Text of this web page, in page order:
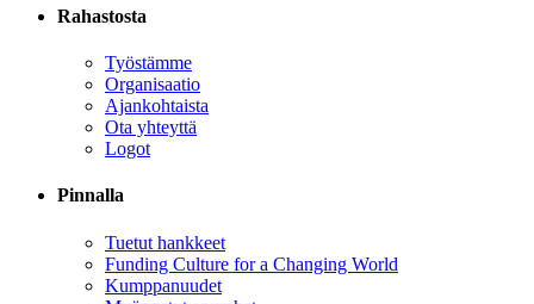
Rahastosta
Työstämme
Organisaatio
Ajankohtaista
Ota yhteyttä
Logot
Pinnalla
Tuetut hankkeet
Funding Culture for a Changing World
Kumppanuudet